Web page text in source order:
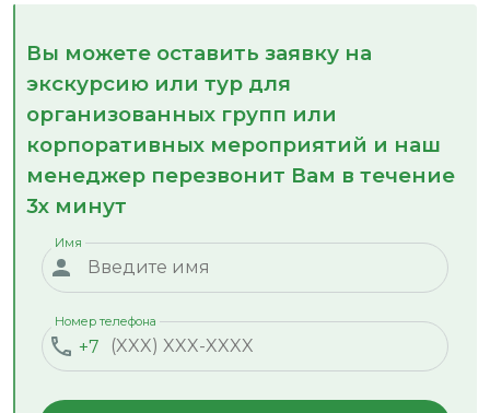
Вы можете оставить заявку на
экскурсию или тур для
организованных групп или
корпоративных мероприятий и наш
менеджер перезвонит Вам в течение
3х минут
Имя
+7
Номер телефона